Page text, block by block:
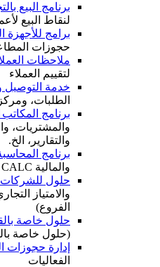
برنامج البيع
لنقاط البيع
برامج للأجهزة
حجوزات
ملاحظات
لتقييم العملاء
خدمة التوصيل
الطلبات،
برنامج المكاتب
والمشتريات،
والتقارير، الخ.
برنامج
والمالية BIM CALC
حلول للشركات
والامتياز
الفروع)
حلول خاصة
(حلول خاصة
إدارة حجوزات
الفعاليات